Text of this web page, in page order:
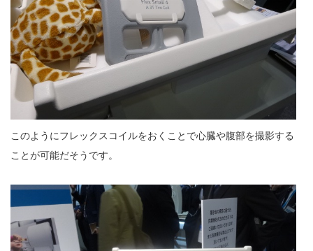
このようにフレックスコイルをおくことで心臓や腹部を撮影する
ことが可能だそうです。